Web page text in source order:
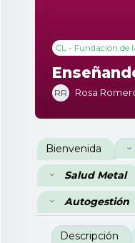
CL - Fundación de
RR Rosa
Bienvenida
Salud Metal
Autogestión
Descripción